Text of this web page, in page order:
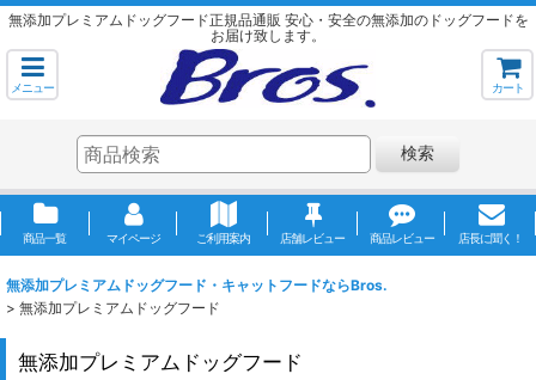
無添加プレミアムドッグフード正規品通販 安心・安全の無添加のドッグフードを
お届け致します。
メニュー カート
検索
商品一覧 マイページ ご利用案内 店舗レビュー 商品レビュー 店長に聞く！
無添加プレミアムドッグフード・キャットフードならBros.
> 無添加プレミアムドッグフード
無添加プレミアムドッグフード